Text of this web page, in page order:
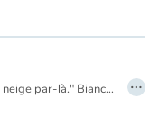
"Pas de neige par-ci, pas de neige par-là." Bianca se demande bien pourquoi ses amis répètent ce refrain en soupirant, le nez collé à la fenêtre. Jusqu’à ce que… le ciel se détache en petits morceaux blancs, comme dans une fête ! …